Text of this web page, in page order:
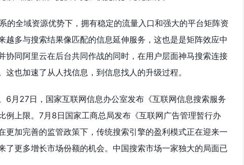
的全域资源优势下，拥有稳定的流量入口和强大的平台矩阵资
越多与搜索结果像匹配的信息延伸服务，这也是是矩阵效应中
协同阿里云在后台共同作战的同时，在用户层面神马搜索连接
也加速了从人找信息，到信息找人的升级过程。
6月27日，国家互联网信息办公室发布《互联网信息搜索服务
例上限。7月8日国家工商总局发布《互联网广告管理暂行办
更加完善的监管政策下，传统搜索引擎的盈利模式正在迎来一
了更多增长市场份额的机会。中国搜索市场一家独大的局面已